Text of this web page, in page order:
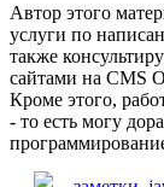
Автор этого
услуги по
также
сайтами на CMS
Кроме этого,
- то есть могу